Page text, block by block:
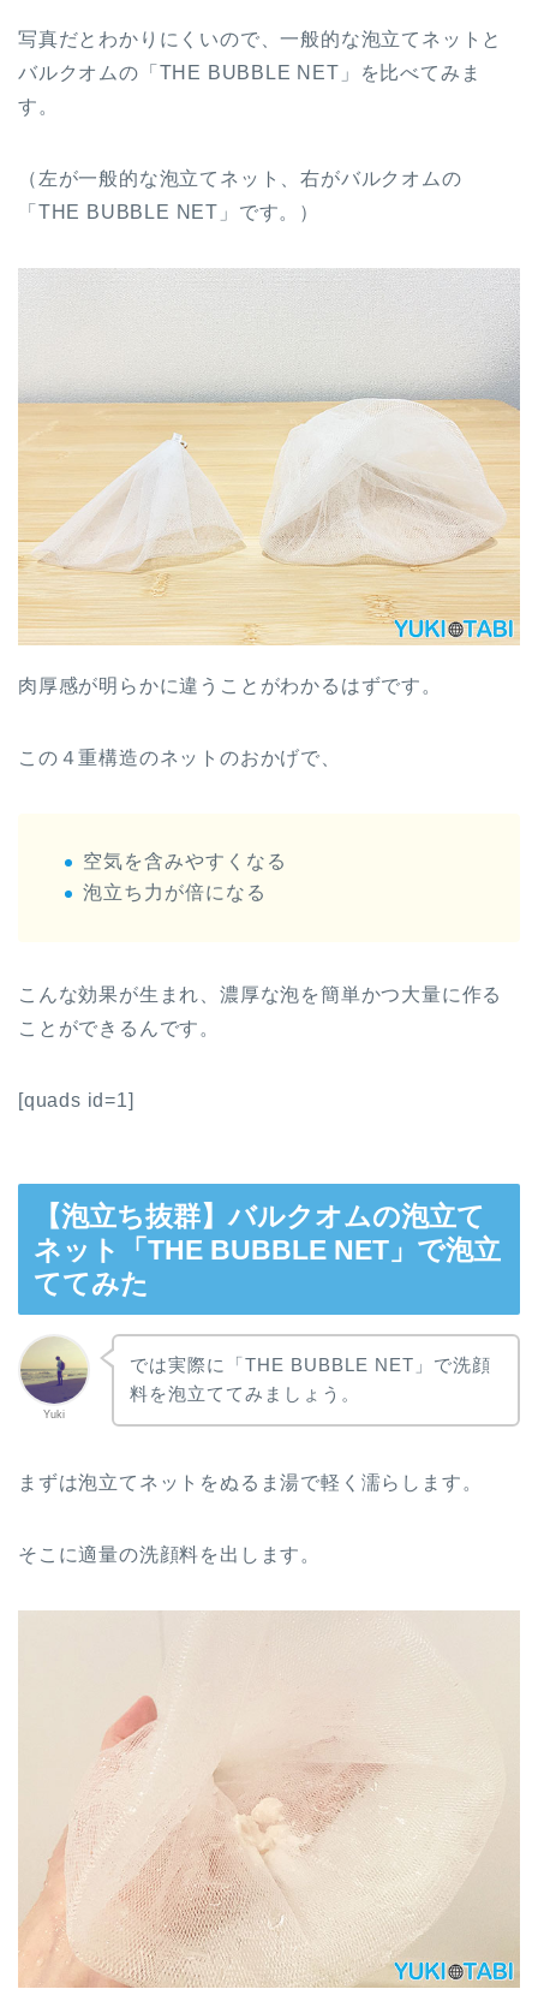
写真だとわかりにくいので、一般的な泡立てネットと
バルクオムの「THE BUBBLE NET」を比べてみま
す。
（左が一般的な泡立てネット、右がバルクオムの
「THE BUBBLE NET」です。）
肉厚感が明らかに違うことがわかるはずです。
この４重構造のネットのおかげで、
空気を含みやすくなる
泡立ち力が倍になる
こんな効果が生まれ、濃厚な泡を簡単かつ大量に作る
ことができるんです。
[quads id=1]
【泡立ち抜群】バルクオムの泡立て
ネット「THE BUBBLE NET」で泡立
ててみた
Yuki
では実際に「THE BUBBLE NET」で洗顔
料を泡立ててみましょう。
まずは泡立てネットをぬるま湯で軽く濡らします。
そこに適量の洗顔料を出します。